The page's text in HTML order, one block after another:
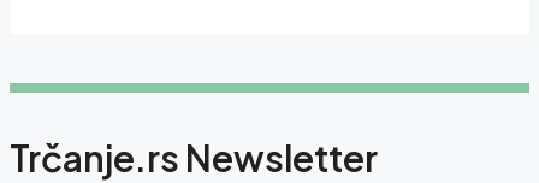
Trčanje.rs Newsletter